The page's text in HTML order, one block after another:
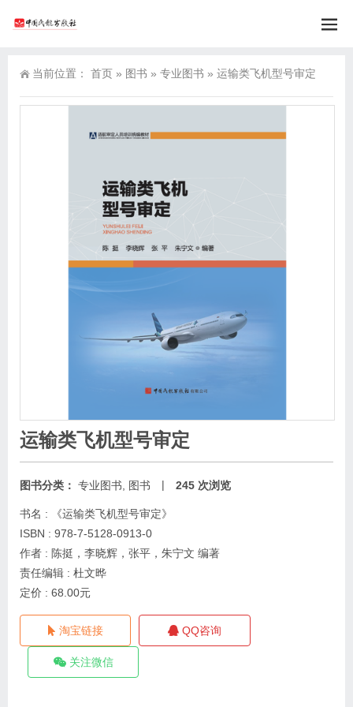
当前位置： 首页 » 图书 » 专业图书 » 运输类飞机型号审定
运输类飞机型号审定
图书分类： 专业图书 图书 | 245 次浏览
书名 : 《运输类飞机型号审定》
ISBN : 978-7-5128-0913-0
作者 : 陈挺，李晓辉，张平，朱宁文 编著
责任编辑 : 杜文晔
定价 : 68.00元
淘宝链接 QQ咨询
关注微信